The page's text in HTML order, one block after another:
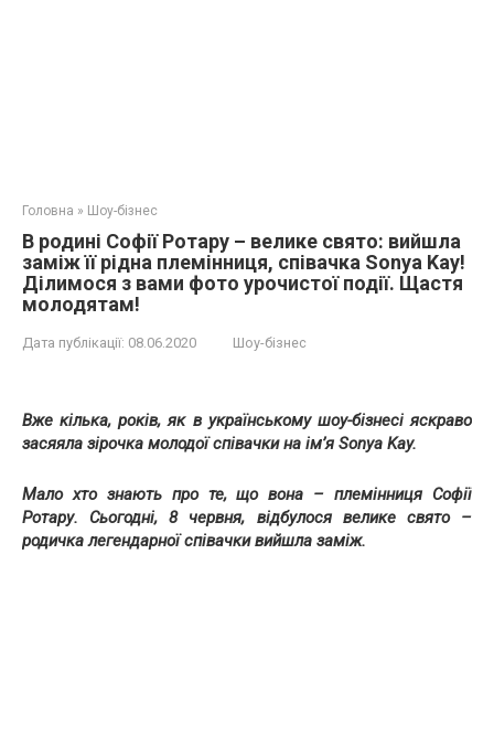
Головна » Шоу-бізнес
В родині Софії Ротару – велике свято: вийшла
заміж її рідна племінниця, співачка Sonya Kay!
Ділимося з вами фото урочистої події. Щастя
молодятам!
Дата публікації: 08.06.2020 Шоу-бізнес
Вже кілька, років, як в українському шоу-бізнесі яскраво
засяяла зірочка молодої співачки на ім’я Sonya Kay.
Мало хто знають про те, що вона – племінниця Софії
Ротару. Сьогодні, 8 червня, відбулося велике свято –
родичка легендарної співачки вийшла заміж.